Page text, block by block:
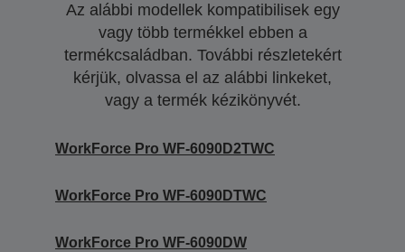
Az alábbi modellek kompatibilisek egy
vagy több termékkel ebben a
termékcsaládban. További részletekért
kérjük, olvassa el az alábbi linkeket,
vagy a termék kézikönyvét.
WorkForce Pro WF-6090D2TWC
WorkForce Pro WF-6090DTWC
WorkForce Pro WF-6090DW